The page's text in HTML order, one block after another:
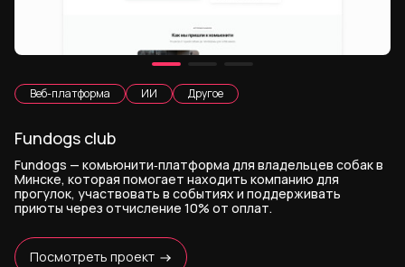
Веб-платформа ИИ Другое
Fundogs club
Fundogs — комьюнити‑платформа для владельцев собак в
Минске, которая помогает находить компанию для
прогулок, участвовать в событиях и поддерживать
приюты через отчисление 10% от оплат.
Посмотреть проект